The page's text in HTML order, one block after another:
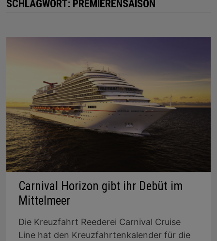
SCHLAGWORT: PREMIERENSAISON
Carnival Horizon gibt ihr Debüt im
Mittelmeer
Die Kreuzfahrt Reederei Carnival Cruise
Line hat den Kreuzfahrtenkalender für die